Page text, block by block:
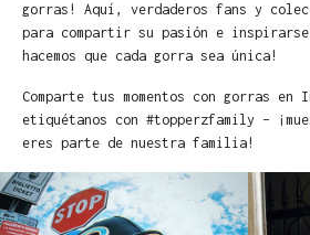
gorras! Aquí, verdaderos fans y
para compartir su pasión e inspirarse
hacemos que cada gorra sea única!
Comparte tus momentos con gorras en
etiquétanos con #topperzfamily –
eres parte de nuestra familia!